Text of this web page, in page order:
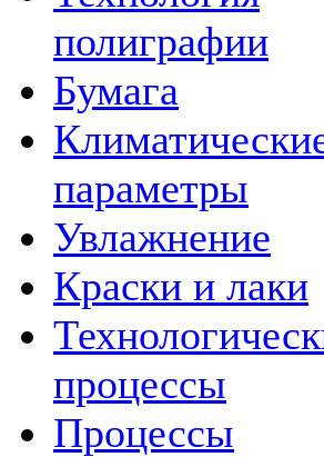
полиграфии
Бумага
параметры
Увлажнение
Краски и лаки
процессы
Процессы